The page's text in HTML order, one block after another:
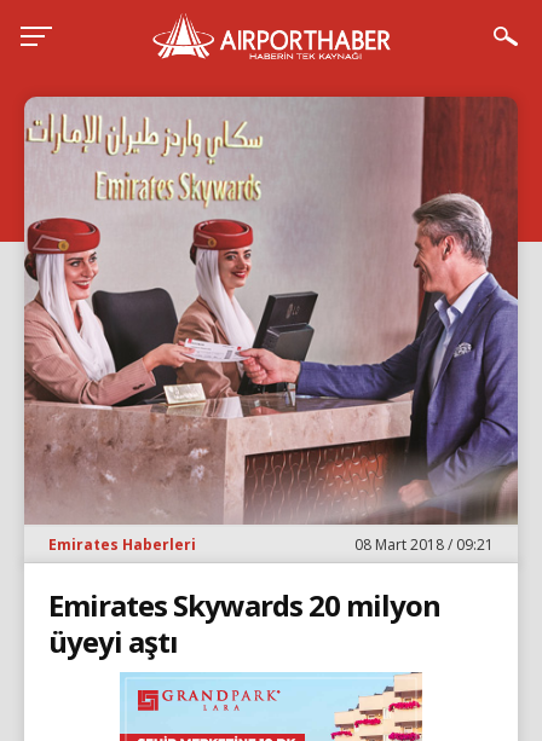
Emirates Haberleri 08 Mart 2018 / 09:21
Emirates Skywards 20 milyon
üyeyi aştı